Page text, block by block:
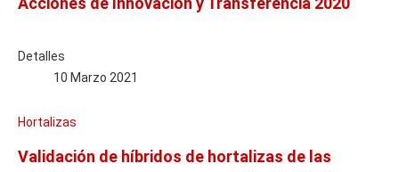
Detalles
10 Marzo 2021
Hortalizas
Validación de híbridos de hortalizas de las